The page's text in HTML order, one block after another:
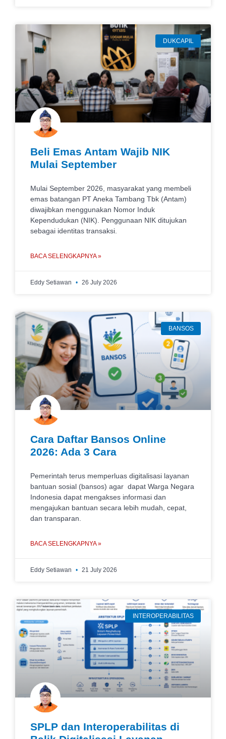
DUKCAPIL
Beli Emas Antam Wajib NIK
Mulai September
Mulai September 2026, masyarakat yang membeli
emas batangan PT Aneka Tambang Tbk (Antam)
diwajibkan menggunakan Nomor Induk
Kependudukan (NIK). Penggunaan NIK ditujukan
sebagai identitas transaksi.
BACA SELENGKAPNYA »
Eddy Setiawan 26 July 2026
BANSOS
Cara Daftar Bansos Online
2026: Ada 3 Cara
Pemerintah terus memperluas digitalisasi layanan
bantuan sosial (bansos) agar dapat Warga Negara
Indonesia dapat mengakses informasi dan
mengajukan bantuan secara lebih mudah, cepat,
dan transparan.
BACA SELENGKAPNYA »
Eddy Setiawan 21 July 2026
INTEROPERABILITAS
SPLP dan Interoperabilitas di